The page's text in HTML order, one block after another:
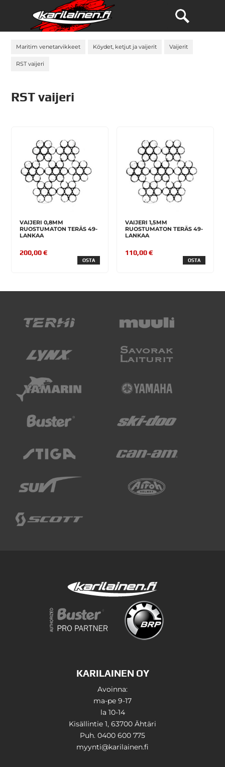
Maritim venetarvikkeet Köydet, ketjut ja vaijerit Vaijerit
RST vaijeri
RST vaijeri
VAIJERI 0,8MM
RUOSTUMATON TERÄS 49-
LANKAA
200,00 €
OSTA
VAIJERI 1,5MM
RUOSTUMATON TERÄS 49-
LANKAA
110,00 €
OSTA
KARILAINEN OY
Avoinna:
ma-pe 9-17
la 10-14
Kisällintie 1, 63700 Ähtäri
Puh. 0400 600 775
myynti@karilainen.fi